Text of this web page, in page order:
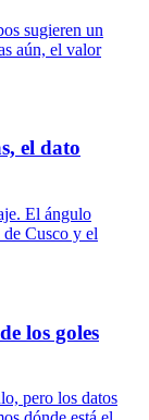
sugieren un
aún, el valor
el dato
El ángulo
de Cusco y el
los goles
pero los datos